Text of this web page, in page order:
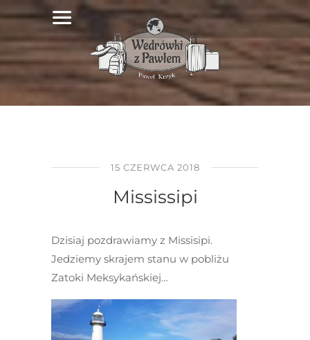
15 CZERWCA 2018
Mississipi
Dzisiaj pozdrawiamy z Missisipi.
Jedziemy skrajem stanu w pobliżu
Zatoki Meksykańskiej…